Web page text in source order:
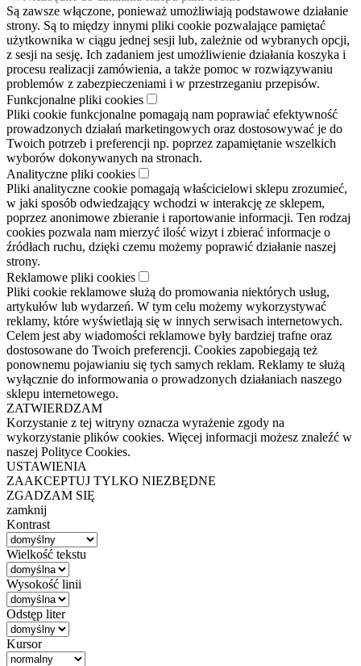
Są zawsze włączone, ponieważ umożliwiają podstawowe działanie
strony. Są to między innymi pliki cookie pozwalające pamiętać
użytkownika w ciągu jednej sesji lub, zależnie od wybranych opcji,
z sesji na sesję. Ich zadaniem jest umożliwienie działania koszyka i
procesu realizacji zamówienia, a także pomoc w rozwiązywaniu
problemów z zabezpieczeniami i w przestrzeganiu przepisów.
Funkcjonalne pliki cookies
Pliki cookie funkcjonalne pomagają nam poprawiać efektywność
prowadzonych działań marketingowych oraz dostosowywać je do
Twoich potrzeb i preferencji np. poprzez zapamiętanie wszelkich
wyborów dokonywanych na stronach.
Analityczne pliki cookies
Pliki analityczne cookie pomagają właścicielowi sklepu zrozumieć,
w jaki sposób odwiedzający wchodzi w interakcję ze sklepem,
poprzez anonimowe zbieranie i raportowanie informacji. Ten rodzaj
cookies pozwala nam mierzyć ilość wizyt i zbierać informacje o
źródłach ruchu, dzięki czemu możemy poprawić działanie naszej
strony.
Reklamowe pliki cookies
Pliki cookie reklamowe służą do promowania niektórych usług,
artykułów lub wydarzeń. W tym celu możemy wykorzystywać
reklamy, które wyświetlają się w innych serwisach internetowych.
Celem jest aby wiadomości reklamowe były bardziej trafne oraz
dostosowane do Twoich preferencji. Cookies zapobiegają też
ponownemu pojawianiu się tych samych reklam. Reklamy te służą
wyłącznie do informowania o prowadzonych działaniach naszego
sklepu internetowego.
ZATWIERDZAM
Korzystanie z tej witryny oznacza wyrażenie zgody na
wykorzystanie plików cookies. Więcej informacji możesz znaleźć w
naszej Polityce Cookies.
USTAWIENIA
ZAAKCEPTUJ TYLKO NIEZBĘDNE
ZGADZAM SIĘ
zamknij
Kontrast
Wielkość tekstu
Wysokość linii
Odstęp liter
Kursor